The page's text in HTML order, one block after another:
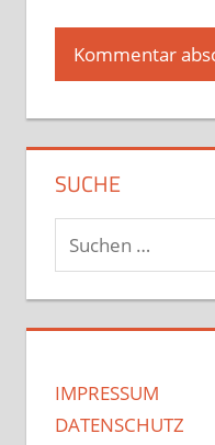
SUCHE
Suchen
nach:
IMPRESSUM
DATENSCHUTZ